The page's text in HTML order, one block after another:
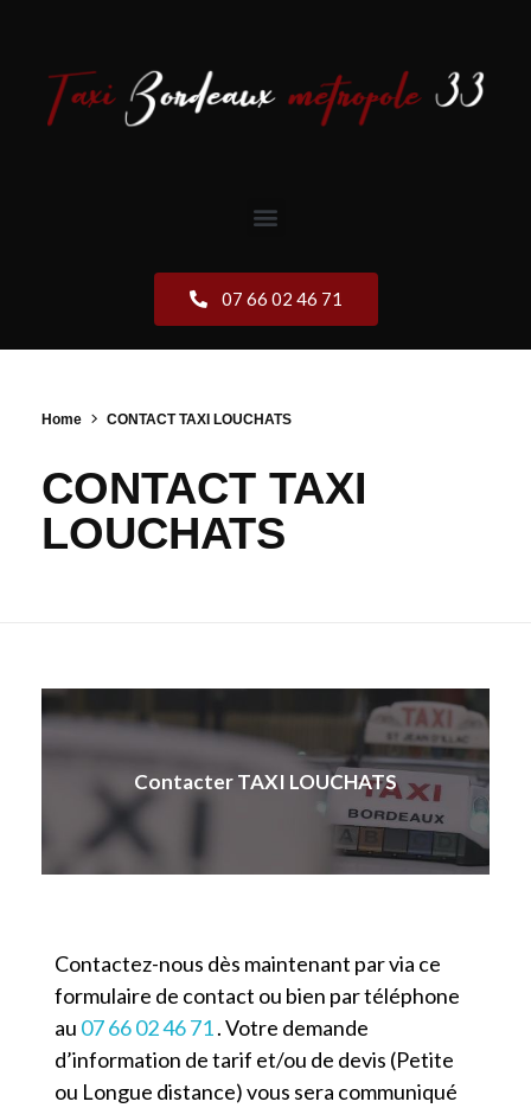
07 66 02 46 71
Home CONTACT TAXI LOUCHATS
CONTACT TAXI
LOUCHATS
Contacter TAXI LOUCHATS
Contactez-nous dès maintenant par via ce
formulaire de contact ou bien par téléphone
au 07 66 02 46 71. Votre demande
d’information de tarif et/ou de devis (Petite
ou Longue distance) vous sera communiqué